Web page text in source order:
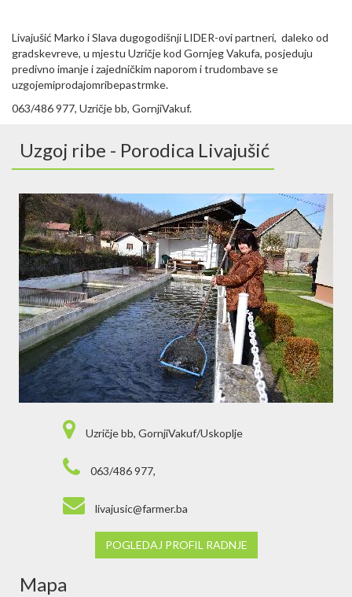
Livajušić Marko i Slava dugogodišnji LIDER-ovi partneri, daleko od
gradskevreve, u mjestu Uzričje kod Gornjeg Vakufa, posjeduju
predivno imanje i zajedničkim naporom i trudombave se
uzgojemiprodajomribepastrmke.
063/486 977, Uzričje bb, GornjiVakuf.
Uzgoj ribe - Porodica Livajušić
Uzričje bb, GornjiVakuf/Uskoplje
063/486 977,
livajusic@farmer.ba
POGLEDAJ PROFIL RADNJE
Mapa